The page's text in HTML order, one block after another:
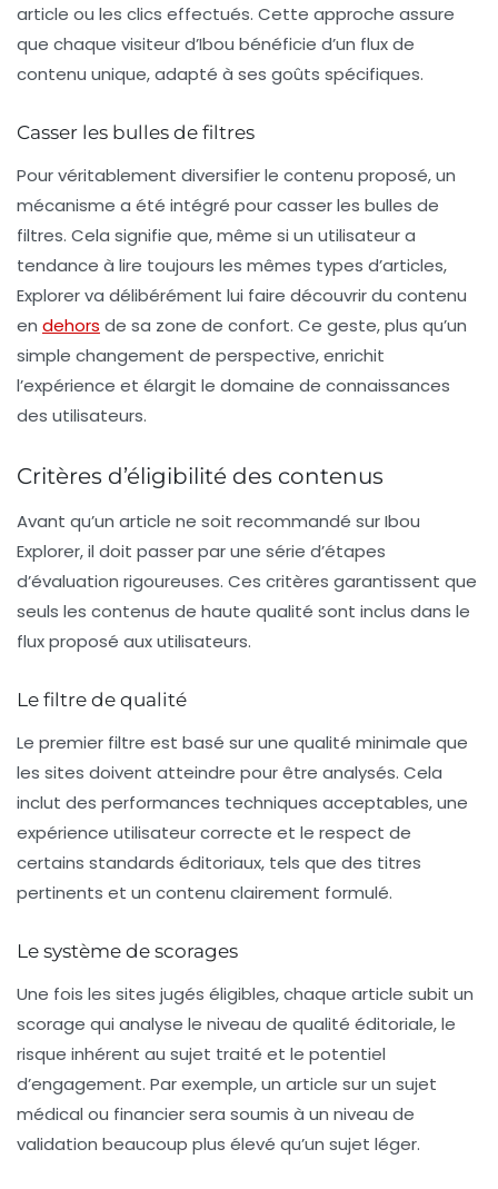
article ou les clics effectués. Cette approche assure
que chaque visiteur d’Ibou bénéficie d’un flux de
contenu unique, adapté à ses goûts spécifiques.
Casser les bulles de filtres
Pour véritablement diversifier le contenu proposé, un
mécanisme a été intégré pourcasser les bulles de
filtres. Cela signifie que, même si un utilisateur a
tendance à lire toujours les mêmes types d’articles,
Explorer va délibérément lui faire découvrir du contenu
en dehors de sa zone de confort. Ce geste, plus qu’un
simple changement de perspective, enrichit
l’expérience et élargit le domaine de connaissances
des utilisateurs.
Critères d’éligibilité des contenus
Avant qu’un article ne soit recommandé sur Ibou
Explorer, il doit passer par une série d’étapes
d’évaluation rigoureuses. Ces critères garantissent que
seuls les contenus de haute qualité sont inclus dans le
flux proposé aux utilisateurs.
Le filtre de qualité
Le premier filtre est basé sur une qualité minimale que
les sites doivent atteindre pour être analysés. Cela
inclut des performances techniques acceptables, une
expérience utilisateur correcte et le respect de
certains standards éditoriaux, tels que des titres
pertinents et un contenu clairement formulé.
Le système de scorages
Une fois les sites jugés éligibles, chaque article subit un
scorage qui analyse le niveau de qualité éditoriale, le
risque inhérent au sujet traité et le potentiel
d’engagement. Par exemple, un article sur un sujet
médical ou financier sera soumis à un niveau de
validation beaucoup plus élevé qu’un sujet léger.